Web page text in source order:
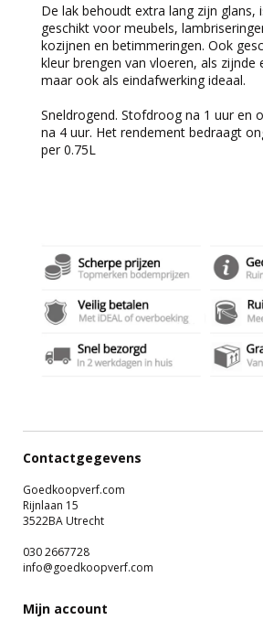
De lak behoudt extra lang zijn glans,
geschikt voor meubels,
kozijnen en betimmeringen. Ook
kleur brengen van vloeren, als zijnde
maar ook als eindafwerking ideaal.
Sneldrogend. Stofdroog na 1 uur en
na 4 uur. Het rendement bedraagt
per 0.75L
Contactgegevens
Goedkoopverf.com
Rijnlaan 15
3522BA Utrecht
030 2667728
info@goedkoopverf.com
Mijn account